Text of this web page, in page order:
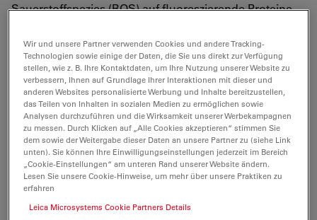
Sauerstoffspezies (ROS) auf fluoreszierende Proteine.
College Dublin und am National Children Research
Centre an den Interaktionen zwischen Wirt und
Krankheitserreger arbeitete. Er untersuchte, wie die
Schleimhautimmunität ROS nutzt, um auf bakterielle
Infektionen mit Krankheitserregern zu reagieren.
Während dieser Zeit entwickelte er 3D-
Infektionsmodelle aus Ex-vivo-Organkulturen und
Organoiden. Im Jahr 2016 wechselte er an die
Universität Oxford, wo er fortschrittliche quantitative
Bildgebungsverfahren zur Untersuchung von Wirt-
Pathogen-Interaktionen entwickelte. Diese Arbeit
Wir und unsere Partner verwenden Cookies und andere Tracking-
Technologien sowie einige der Daten, die Sie uns direkt zur Verfügung
stellen, wie z. B. Ihre Kontaktdaten, um Ihre Nutzung unserer Website zu
verbessern, Ihnen auf Grundlage Ihrer Interaktionen mit dieser und
anderen Websites personalisierte Werbung und Inhalte bereitzustellen,
das Teilen von Inhalten in sozialen Medien zu ermöglichen sowie
Analysen durchzuführen und die Wirksamkeit unserer Werbekampagnen
zu messen. Durch Klicken auf „Alle Cookies akzeptieren“ stimmen Sie
dem sowie der Weitergabe dieser Daten an unsere Partner zu (siehe Link
unten). Sie können Ihre Einwilligungseinstellungen jederzeit im Bereich
„Cookie-Einstellungen“ am unteren Rand unserer Website ändern.
Lesen Sie unsere Cookie-Hinweise, um mehr über unsere Praktiken zu
erfahren
Leica Microsystems Cookie Partners Details